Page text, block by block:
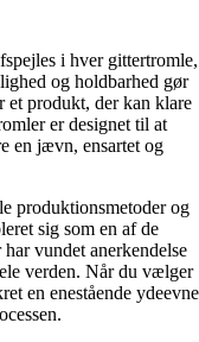
i hver gittertromle,
og holdbarhed gør
et produkt, der kan klare
er designet til at
en jævn, ensartet og
produktionsmetoder og
sig som en af ​​de
vundet anerkendelse
verden. Når du vælger
en enestående ydeevne